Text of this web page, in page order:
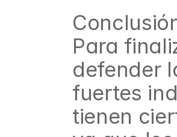
Para
defender
fuertes
tienen